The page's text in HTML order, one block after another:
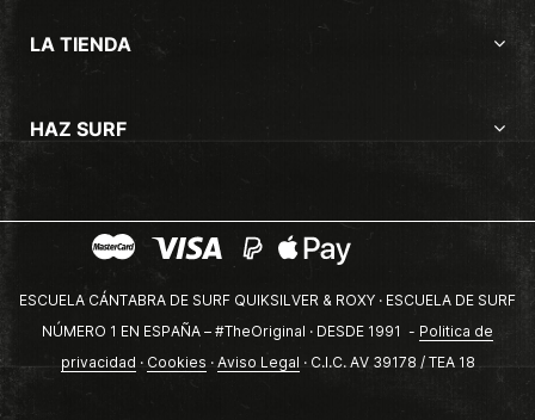
LA TIENDA
HAZ SURF
ESCUELA CÁNTABRA DE SURF QUIKSILVER & ROXY · ESCUELA DE SURF
NÚMERO 1 EN ESPAÑA – #TheOriginal · DESDE 1991 - Politica de
privacidad · Cookies · Aviso Legal · C.I.C. AV 39178 / TEA 18